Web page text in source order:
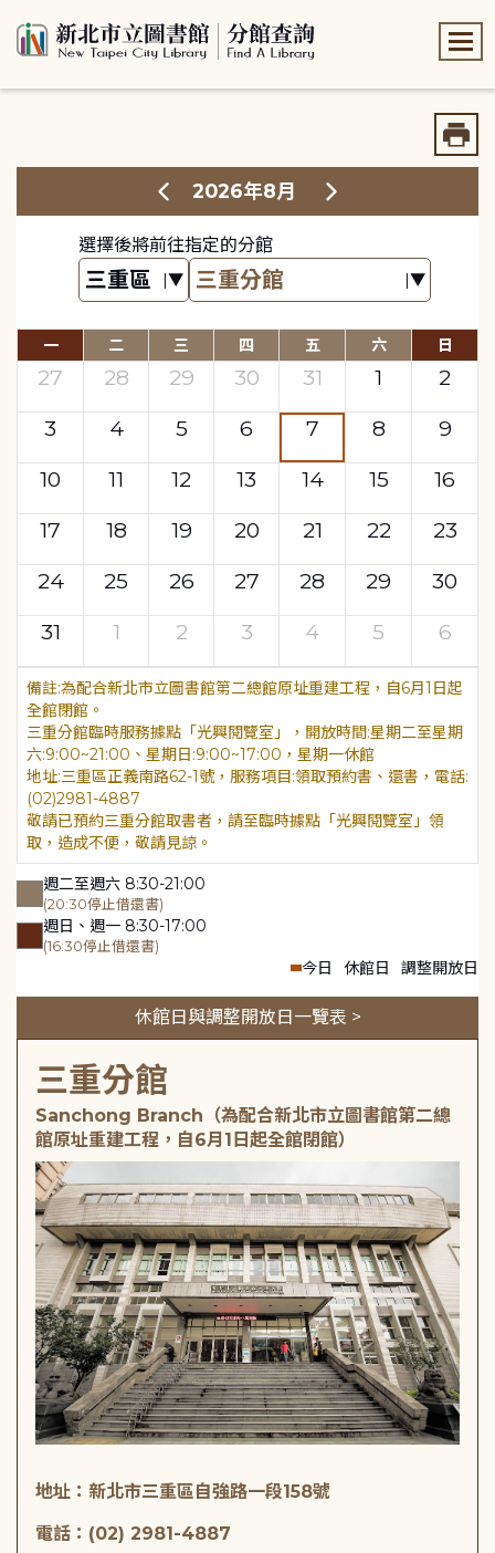
2026年8月
選擇後將前往指定的分館
一 二 三 四 五 六 日
27 28 29 30 31 1
2
3
4 5 6 7 8
9
10
11 12 13 14 15
16
17
18 19 20 21 22
23
24
25 26 27 28 29
30
31
1 2 3 4 5 6
為配合新北市立圖書館第二總館原址重建工程，自6月1日起
全館閉館。
三重分館臨時服務據點「光興閱覽室」，開放時間:星期二至星期
六:9:00~21:00、星期日:9:00~17:00，星期一休館
地址:三重區正義南路62-1號，服務項目:領取預約書、還書，電話:
(02)2981-4887
敬請已預約三重分館取書者，請至臨時據點「光興閱覽室」領
取，造成不便，敬請見諒。
週二至週六 8:30-21:00
(20:30停止借還書)
週日、週一 8:30-17:00
(16:30停止借還書)
今日 休館日 調整開放日
休館日與調整開放日一覽表 >
三重分館
Sanchong Branch（為配合新北市立圖書館第二總
館原址重建工程，自6月1日起全館閉館）
地址：新北市三重區自強路一段158號
電話：(02) 2981-4887